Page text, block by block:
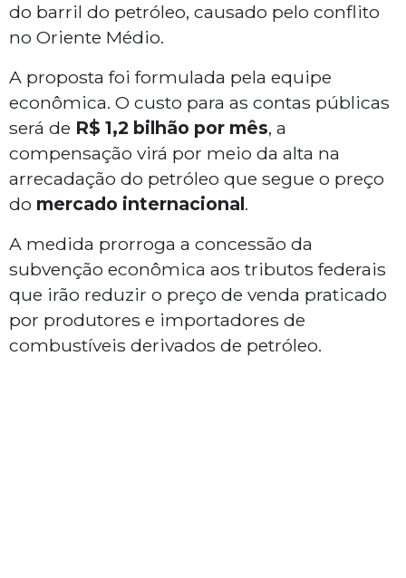
do barril do petróleo, causado pelo conflito
no Oriente Médio.
A proposta foi formulada pela equipe
econômica. O custo para as contas públicas
será de R$ 1,2 bilhão por mês, a
compensação virá por meio da alta na
arrecadação do petróleo que segue o preço
do mercado internacional.
A medida prorroga a concessão da
subvenção econômica aos tributos federais
que irão reduzir o preço de venda praticado
por produtores e importadores de
combustíveis derivados de petróleo.